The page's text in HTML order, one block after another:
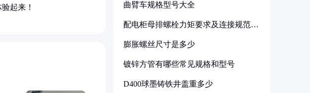
起来！ 曲臂车规格型号大全
配电柜母排螺栓力矩要求及连接规范详
膨胀螺丝尺寸是多少
镀锌方管有哪些常见规格和型号
D400球墨铸铁井盖重多少